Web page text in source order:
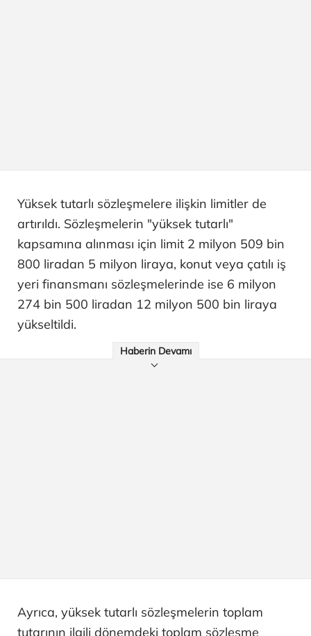
Yüksek tutarlı sözleşmelere ilişkin limitler de
artırıldı. Sözleşmelerin "yüksek tutarlı"
kapsamına alınması için limit 2 milyon 509 bin
800 liradan 5 milyon liraya, konut veya çatılı iş
yeri finansmanı sözleşmelerinde ise 6 milyon
274 bin 500 liradan 12 milyon 500 bin liraya
yükseltildi.
Haberin Devamı
Ayrıca, yüksek tutarlı sözleşmelerin toplam
tutarının ilgili dönemdeki toplam sözleşme